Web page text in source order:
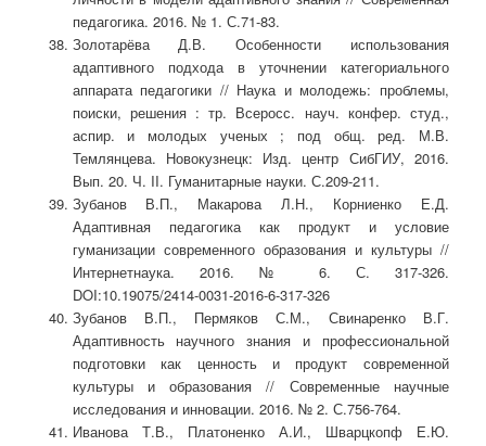
педагогика. 2016. № 1. С.71-83.
Золотарёва Д.В. Особенности использования
адаптивного подхода в уточнении категориального
аппарата педагогики // Наука и молодежь: проблемы,
поиски, решения : тр. Всеросс. науч. конфер. студ.,
аспир. и молодых ученых ; под общ. ред. М.В.
Темлянцева. Новокузнецк: Изд. центр СибГИУ, 2016.
Вып. 20. Ч. II. Гуманитарные науки. С.209-211.
Зубанов В.П., Макарова Л.Н., Корниенко Е.Д.
Адаптивная педагогика как продукт и условие
гуманизации современного образования и культуры //
Интернетнаука. 2016. № 6. С. 317-326.
DOI:10.19075/2414-0031-2016-6-317-326
Зубанов В.П., Пермяков С.М., Свинаренко В.Г.
Адаптивность научного знания и профессиональной
подготовки как ценность и продукт современной
культуры и образования // Современные научные
исследования и инновации. 2016. № 2. С.756-764.
Иванова Т.В., Платоненко А.И., Шварцкопф Е.Ю.